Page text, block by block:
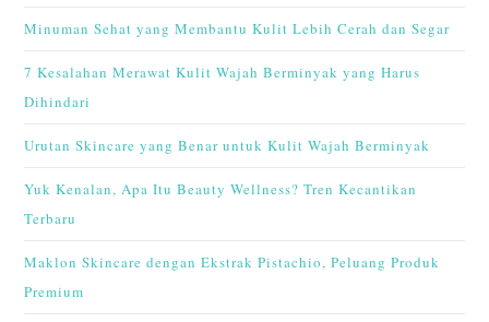
Minuman Sehat yang Membantu Kulit Lebih Cerah dan Segar
7 Kesalahan Merawat Kulit Wajah Berminyak yang Harus
Dihindari
Urutan Skincare yang Benar untuk Kulit Wajah Berminyak
Yuk Kenalan, Apa Itu Beauty Wellness? Tren Kecantikan
Terbaru
Maklon Skincare dengan Ekstrak Pistachio, Peluang Produk
Premium